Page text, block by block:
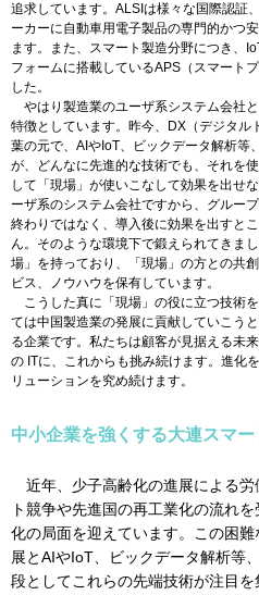
追求しています。ALSIは様々な国際認証
ーカーに自動車用電子製品の専門的かつ
ます。また、スマート製造分野につき、
フォームに搭載しているAPS（スマート
した。
やはり製造業のユーザ系システム会社
特徴としています。昨今、DX（デジタル
葉の元で、AIやIoT、ビックデータ解析等
が、どんなに先進的な技術でも、それを
して「現場」が使いこなして効果を出せ
ーザ系のシステム会社ですから、グルー
終わりではなく、導入後に効果を出すと
ん。そのような環境下で鍛えられてきま
場」を持っており、「現場」の方との共
ビス、ノウハウを保有しています。
こうした真に「現場」の役に立つ技術
ては中国製造業の発展に貢献していこう
る企業です。私たちは顧客が見据える未
の ITに、これからも挑み続けます。進化
リューションを究め続けます。
中小企業を強くする大連スマ
近年、少子高齢化の進展による労
ト競争や先進国の再工業化の流れ
化の局面を迎えています。この困
展とAIやIoT、ビックデータ解析等
段としてこれらの先端技術が注目